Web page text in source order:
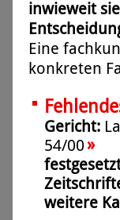
inwieweit
Eine
konkreten
Gericht:
54/00»
weitere